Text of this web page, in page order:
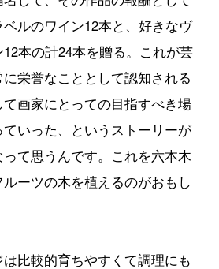
ルのワイン12本と、好きなヴ
本の計24本を贈る。これが芸
栄誉なこととして認知される
画家にとっての目指すべき場
いった、というストーリーが
て思うんです。これを六本木
ーツの木を植えるのがおもし
比較的育ちやすくて調理にも